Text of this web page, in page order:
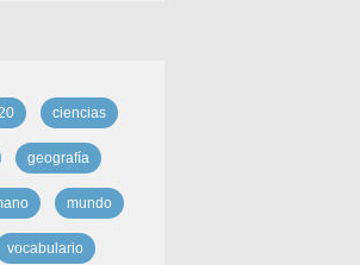
ciencias
geografía
mundo
vocabulario